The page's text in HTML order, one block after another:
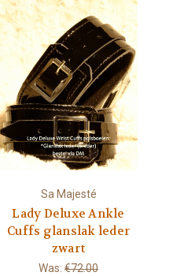
Sa Majesté
Lady Deluxe Ankle
Cuffs glanslak leder
zwart
Was: €72.00